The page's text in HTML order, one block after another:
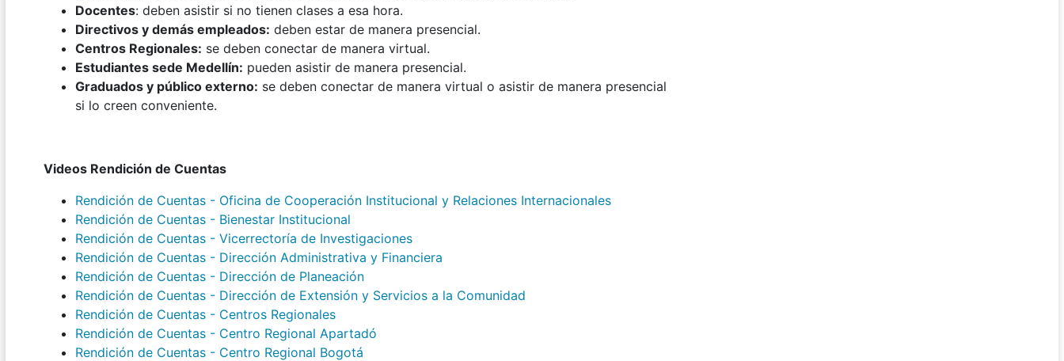
Docentes: deben asistir si no tienen clases a esa hora.
Directivos y demás empleados: deben estar de manera presencial.
Centros Regionales: se deben conectar de manera virtual.
Estudiantes sede Medellín: pueden asistir de manera presencial.
Graduados y público externo: se deben conectar de manera virtual o asistir de manera presencial
si lo creen conveniente.
Videos Rendición de Cuentas
Rendición de Cuentas - Oficina de Cooperación Institucional y Relaciones Internacionales
Rendición de Cuentas - Bienestar Institucional
Rendición de Cuentas - Vicerrectoría de Investigaciones
Rendición de Cuentas - Dirección Administrativa y Financiera
Rendición de Cuentas - Dirección de Planeación
Rendición de Cuentas - Dirección de Extensión y Servicios a la Comunidad
Rendición de Cuentas - Centros Regionales
Rendición de Cuentas - Centro Regional Apartadó
Rendición de Cuentas - Centro Regional Bogotá